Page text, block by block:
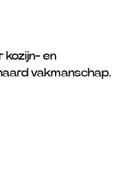
kozijn- en
vakmanschap.